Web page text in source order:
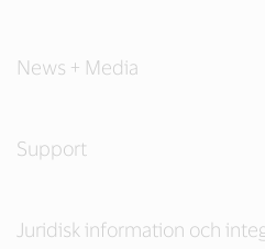
News + Media
Support
Juridisk information och